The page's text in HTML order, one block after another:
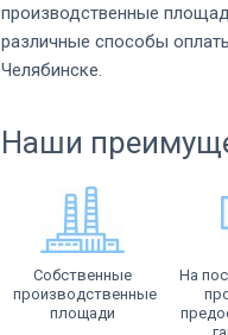
производственные
различные способы
Челябинске.
Наши
Собственные
производственные
площади
На